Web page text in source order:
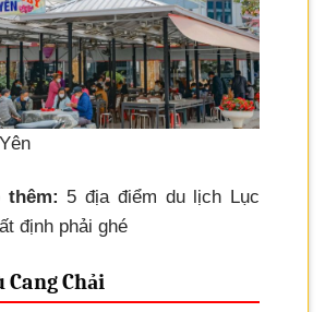
thêm: 5 địa điểm du lịch Lục
định phải ghé
Chải